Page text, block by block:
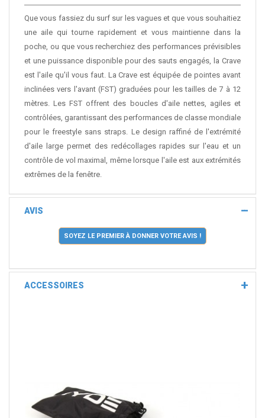
Que vous fassiez du surf sur les vagues et que vous souhaitiez
une aile qui tourne rapidement et vous maintienne dans la
poche, ou que vous recherchiez des performances prévisibles
et une puissance disponible pour des sauts engagés, la Crave
est l'aile qu'il vous faut. La Crave est équipée de pointes avant
inclinées vers l'avant (FST) graduées pour les tailles de 7 à 12
mètres. Les FST offrent des boucles d'aile nettes, agiles et
contrôlées, garantissant des performances de classe mondiale
pour le freestyle sans straps. Le design raffiné de l'extrémité
d'aile large permet des redécollages rapides sur l'eau et un
contrôle de vol maximal, même lorsque l'aile est aux extrémités
extrêmes de la fenêtre.
AVIS
SOYEZ LE PREMIER À DONNER VOTRE AVIS !
ACCESSOIRES